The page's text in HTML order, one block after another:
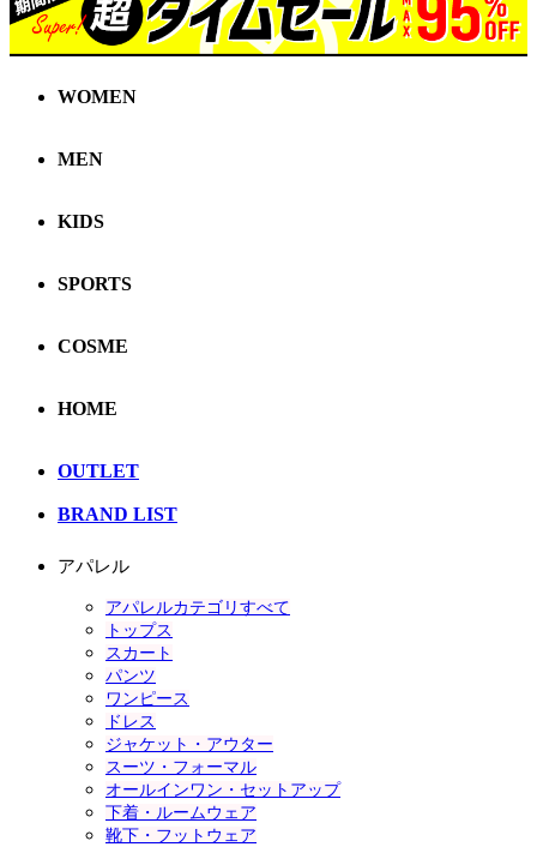
WOMEN
MEN
KIDS
SPORTS
COSME
HOME
OUTLET
BRAND LIST
アパレル
アパレルカテゴリすべて
トップス
スカート
パンツ
ワンピース
ドレス
ジャケット・アウター
スーツ・フォーマル
オールインワン・セットアップ
下着・ルームウェア
靴下・フットウェア